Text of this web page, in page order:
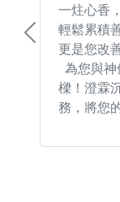
一炷心香
輕鬆累積
更是您改
為您與
樑！澄霖
務，將您
Previous